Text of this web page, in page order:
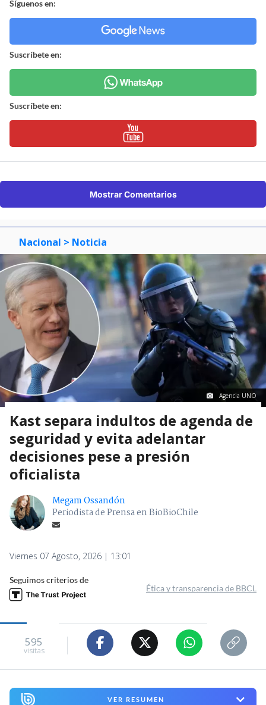
Síguenos en:
Suscríbete en:
Suscríbete en:
Mostrar Comentarios
Nacional > Noticia
Agencia UNO
Kast separa indultos de agenda de
seguridad y evita adelantar
decisiones pese a presión
oficialista
Megam Ossandón
Periodista de Prensa en BioBioChile
Viernes 07 Agosto, 2026 | 13:01
Seguimos criterios de
Ética y transparencia de BBCL
595
visitas
VER RESUMEN